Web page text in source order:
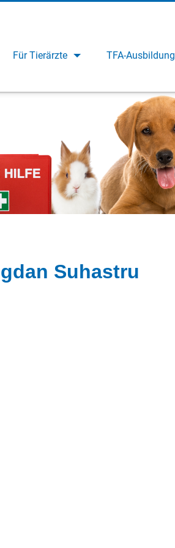
Für Tierärzte TFA-Ausbildung
Suhastru